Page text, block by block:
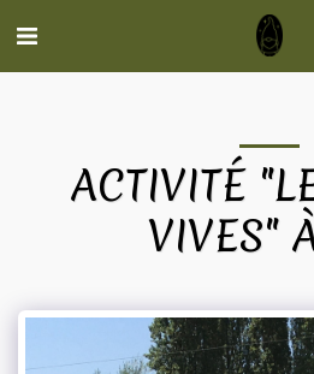
ACTIVITÉ
VIVES"